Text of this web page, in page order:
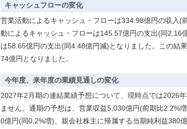
キャッシュフローの変化
営業活動によるキャッシュ・フローは334.98億円の収入(
動によるキャッシュ・フローは145.57億円の支出(同2.16
は58.65億円の支出(同4.48億円減)となりました。この結
74億円となりました。
今年度、来年度の業績見通しの変化
2027年2月期の連結業績予想について、現時点では2026
ません。通期の予想は、営業収益5,030億円(前期比2.2%
0億円(同0.2%増)、親会社株主に帰属する当期純利益380億